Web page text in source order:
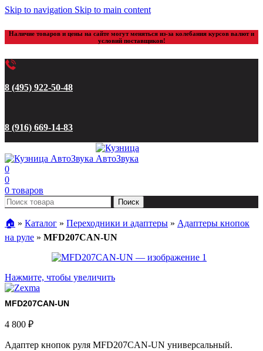
Skip to navigation Skip to main content
Наличие товаров и цены на сайте могут меняться из-за колебания курсов валют и
условий поставщиков!
8 (495) 922-50-48
8 (916) 669-14-83
0
0
0 товаров
Поиск
🏠︎ » Каталог » Переходники и адаптеры » Адаптеры кнопок
на руле » MFD207CAN-UN
Нажмите, чтобы увеличить
MFD207CAN-UN
4 800 ₽
Адаптер кнопок руля MFD207CAN-UN универсальный.